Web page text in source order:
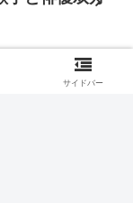
サイドバー